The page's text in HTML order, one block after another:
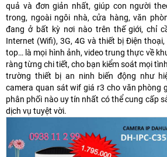
quả và đơn giản nhất, giúp con người
trong, ngoài ngôi nhà, cửa hàng, văn
đang ở bất kỳ nơi nào trên thế giới, chỉ
Internet (Wifi), 3G, 4G và thiết bị Điện
top… là mọi hình ảnh, video trung thực về
ràng từng chi tiết, cho bạn kiểm soát mọi
trường thiết bị an ninh biến động như
camera quan sát wif giá r3 cho văn phòng
phân phối nào uy tín nhất có thể cung cấp
dịch vụ tuyệt vời.